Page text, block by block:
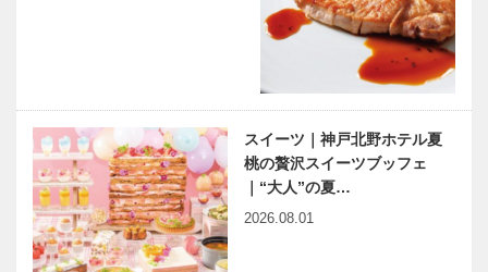
スイーツ｜神戸北野ホテル夏
桃の贅沢スイーツブッフェ
｜“大人”の夏…
2026.08.01